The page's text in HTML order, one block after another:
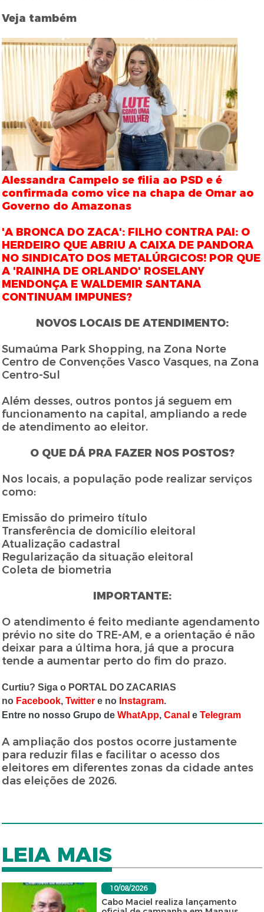
Veja também
Alessandra Campelo se filia ao PSD e é
confirmada como vice na chapa de Omar ao
Governo do Amazonas
'A BRONCA DO ZACA': FILHO CONTRA PAI: O
HERDEIRO QUE ABRIU A CAIXA DE PANDORA
NO SINDICATO DOS METALÚRGICOS! POR QUE
A 'RAINHA DE ORLANDO' ROSELANY
MENDONÇA E WALDEMIR SANTANA
CONTINUAM IMPUNES?
NOVOS LOCAIS DE ATENDIMENTO:
Sumaúma Park Shopping, na Zona Norte
Centro de Convenções Vasco Vasques, na Zona
Centro-Sul
Além desses, outros pontos já seguem em
funcionamento na capital, ampliando a rede
de atendimento ao eleitor.
O QUE DÁ PRA FAZER NOS POSTOS?
Nos locais, a população pode realizar serviços
como:
Emissão do primeiro título
Transferência de domicílio eleitoral
Atualização cadastral
Regularização da situação eleitoral
Coleta de biometria
IMPORTANTE:
O atendimento é feito mediante agendamento
prévio no site do TRE-AM, e a orientação é não
deixar para a última hora, já que a procura
tende a aumentar perto do fim do prazo.
Curtiu? Siga o PORTAL DO ZACARIAS
no Facebook,Twitter e no Instagram.
Entre no nosso Grupo deWhatApp,Canal eTelegram
A ampliação dos postos ocorre justamente
para reduzir filas e facilitar o acesso dos
eleitores em diferentes zonas da cidade antes
das eleições de 2026.
LEIA MAIS
10/08/2026
Cabo Maciel realiza lançamento